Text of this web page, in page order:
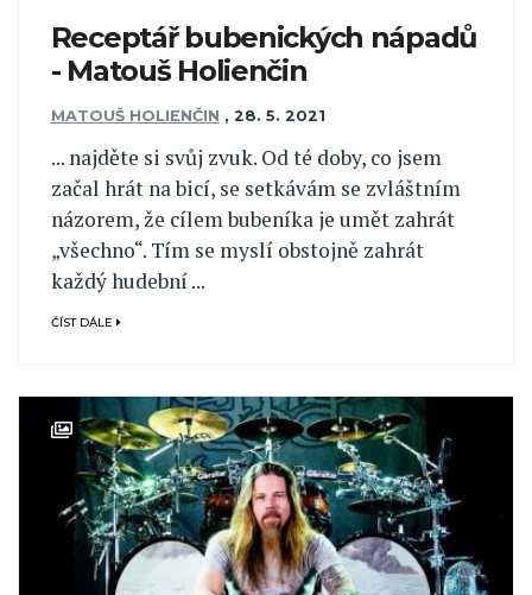
Receptář bubenických nápadů
- Matouš Holienčin
MATOUŠ HOLIENČIN , 28. 5. 2021
... najděte si svůj zvuk. Od té doby, co jsem
začal hrát na bicí, se setkávám se zvláštním
názorem, že cílem bubeníka je umět zahrát
„všechno“. Tím se myslí obstojně zahrát
každý hudební ...
ČÍST DÁLE